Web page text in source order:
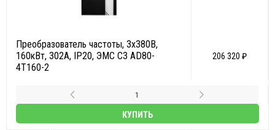
Преобразователь частоты, 3х380В,
160кВт, 302А, IP20, ЭМС С3 AD80-
4T160-2
206 320 ₽
КУПИТЬ